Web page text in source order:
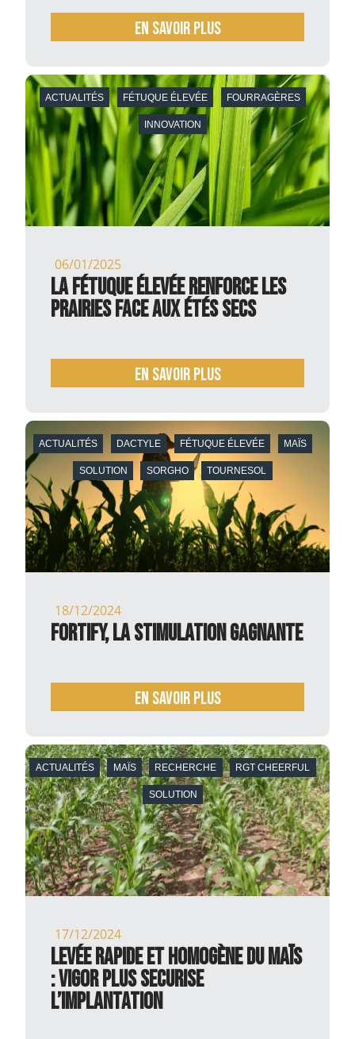
En savoir plus
ACTUALITÉS FÉTUQUE ÉLEVÉE FOURRAGÈRES
INNOVATION
06/01/2025
La fétuque élevée renforce les
prairies face aux étés secs
En savoir plus
ACTUALITÉS DACTYLE FÉTUQUE ÉLEVÉE MAÏS
SOLUTION SORGHO TOURNESOL
18/12/2024
Fortify, la stimulation gagnante
En savoir plus
ACTUALITÉS MAÏS RECHERCHE RGT CHEERFUL
SOLUTION
17/12/2024
Levée rapide et homogène du maïs
: Vigor Plus SECURISE
L’IMPLANTATION